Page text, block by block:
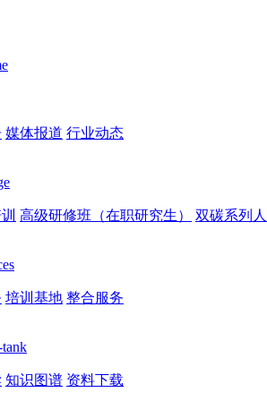
媒体报道 行业动态
高级研修班（在职研究生） 双碳系列
培训基地 整合服务
知识图谱 资料下载